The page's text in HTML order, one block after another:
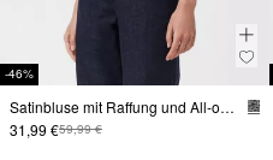
-46%
Satinbluse mit Raffung und All-over-Print
31,99 €59,99 €